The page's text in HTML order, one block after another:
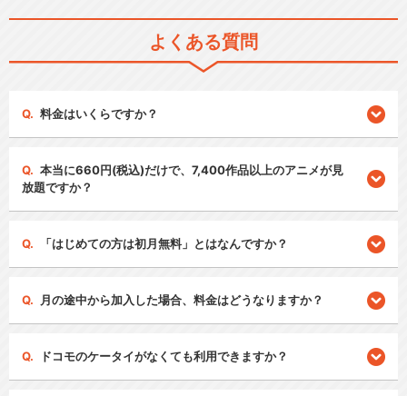
よくある質問
料金はいくらですか？
本当に660円(税込)だけで、7,400作品以上のアニメが見
放題ですか？
「はじめての方は初月無料」とはなんですか？
月の途中から加入した場合、料金はどうなりますか？
ドコモのケータイがなくても利用できますか？